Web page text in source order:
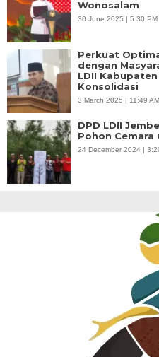
Wonosalam
30 June 2025 | 5:30 PM
Perkuat
dengan
LDII
Konsolidasi
3 March 2025 | 11:49
DPD LDII
Pohon Cemara
24 December 2024 |